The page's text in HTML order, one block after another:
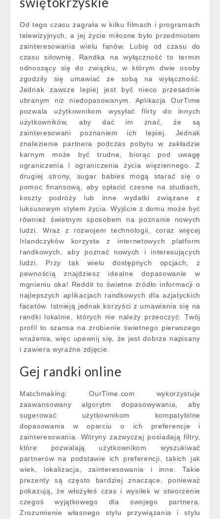
Od tego czasu zagrała w kilku filmach i programach
telewizyjnych, a jej życie miłosne było przedmiotem
zainteresowania wielu fanów. Lubię od czasu do
czasu siłownię. Randka na wyłączność to termin
odnoszący się do związku, w którym dwie osoby
zgodziły się umawiać ze sobą na wyłączność.
Jednak zawsze lepiej jest być nieco przesadnie
ubranym niż niedopasowanym. Aplikacja OurTime
pozwala użytkownikom wysyłać flirty do innych
użytkowników, aby dać im znać, że są
zainteresowani poznaniem ich lepiej. Jednak
znalezienie partnera podczas pobytu w zakładzie
karnym może być trudne, biorąc pod uwagę
ograniczenia i ograniczenia życia więziennego. Z
drugiej strony, sugar babies mogą starać się o
pomoc finansową, aby opłacić czesne na studiach,
koszty podróży lub inne wydatki związane z
luksusowym stylem życia. Wyjście z domu może być
również świetnym sposobem na poznanie nowych
ludzi. Wraz z rozwojem technologii, coraz więcej
Irlandczyków korzysta z internetowych platform
randkowych, aby poznać nowych i interesujących
ludzi. Przy tak wielu dostępnych opcjach, z
pewnością znajdziesz idealne dopasowanie w
mgnieniu oka! Reddit to świetne źródło informacji o
najlepszych aplikacjach randkowych dla azjatyckich
facetów. Istnieją jednak korzyści z umawiania się na
randki lokalnie, których nie należy przeoczyć. Twój
profil to szansa na zrobienie świetnego pierwszego
wrażenia, więc upewnij się, że jest dobrze napisany
i zawiera wyraźne zdjęcie.
Gej randki online
Matchmaking: OurTime.com wykorzystuje
zaawansowany algorytm dopasowywania, aby
sugerować użytkownikom kompatybilne
dopasowania w oparciu o ich preferencje i
zainteresowania. Witryny zazwyczaj posiadają filtry,
które pozwalają użytkownikom wyszukiwać
partnerów na podstawie ich preferencji, takich jak
wiek, lokalizacja, zainteresowania i inne. Takie
prezenty są często bardziej znaczące, ponieważ
pokazują, że włożyłeś czas i wysiłek w stworzenie
czegoś wyjątkowego dla swojego partnera.
Zrozumienie własnego stylu przywiązania i stylu